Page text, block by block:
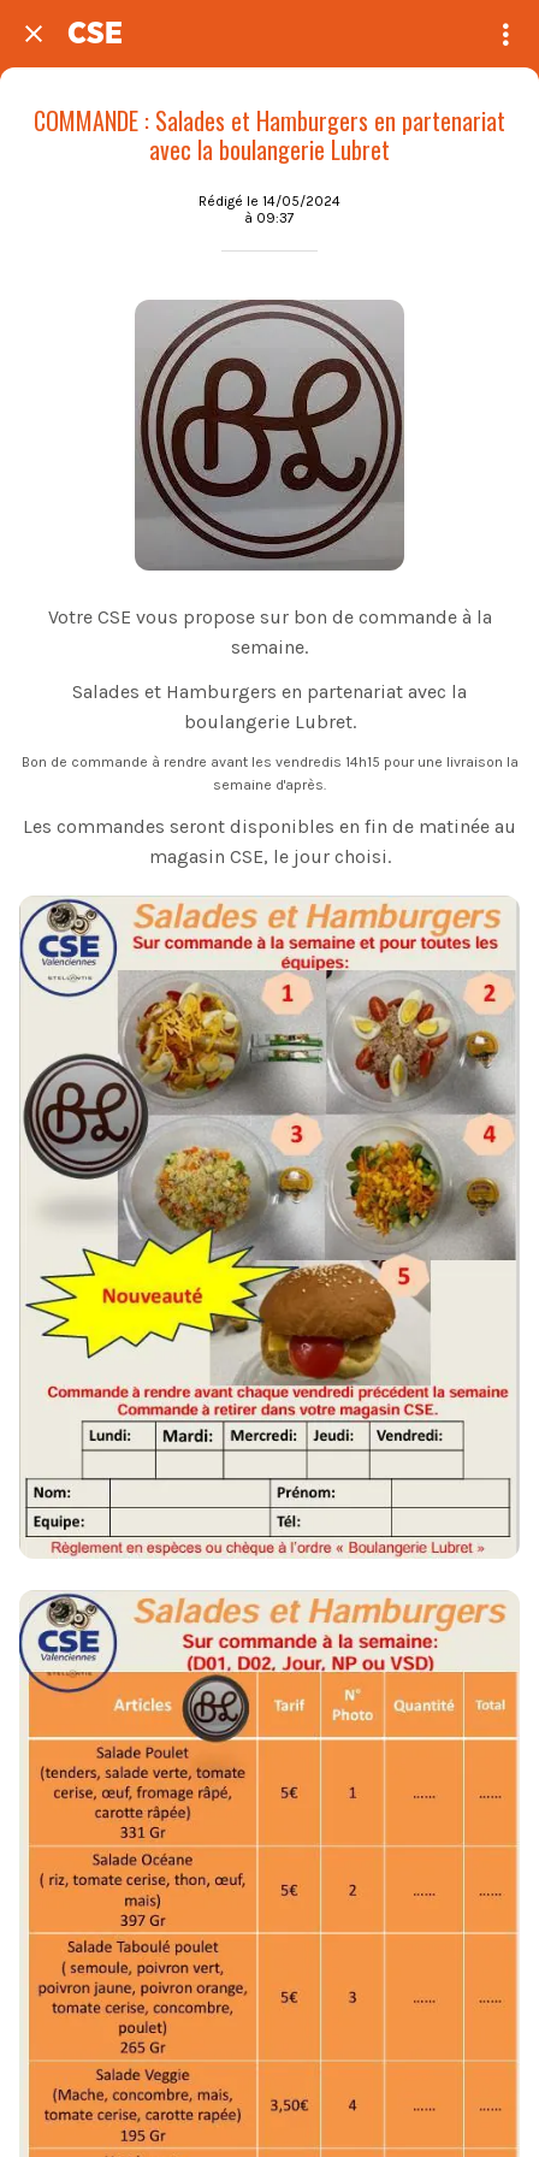
CSE
COMMANDE : Salades et Hamburgers en partenariat
avec la boulangerie Lubret
Rédigé le 14/05/2024
à 09:37
Votre CSE vous propose sur bon de commande à la
semaine.
Salades et Hamburgers en partenariat avec la
boulangerie Lubret.
Bon de commande à rendre avant les vendredis 14h15 pour une livraison la
semaine d'après.
Les commandes seront disponibles en fin de matinée au
magasin CSE, le jour choisi.